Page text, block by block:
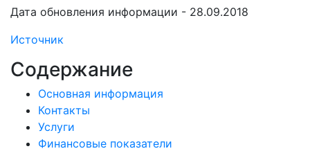
Дата обновления информации - 28.09.2018
Источник
Содержание
Основная информация
Контакты
Услуги
Финансовые показатели